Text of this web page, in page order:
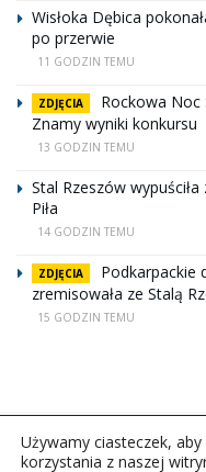
Wisłoka Dębica
po przerwie
11 GODZIN TEMU
ZDJĘCIA
Rockowa Noc
Znamy wyniki konkursu
13 GODZIN TEMU
Stal Rzeszów
Piła
14 GODZIN TEMU
ZDJĘCIA
Podkarpackie
zremisowała ze Stalą
15 GODZIN TEMU
Używamy ciasteczek,
korzystania z naszej